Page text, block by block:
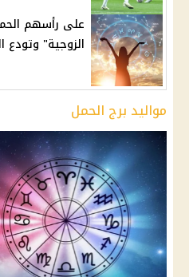
الزوجية" وتودع
مواليد برج الحمل